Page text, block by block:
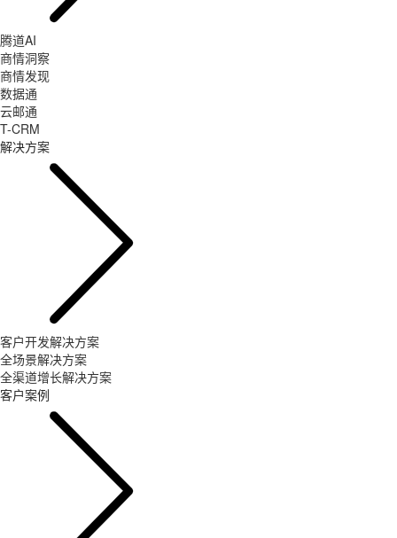
腾道AI
商情洞察
商情发现
数据通
云邮通
T-CRM
解决方案
客户开发解决方案
全场景解决方案
全渠道增长解决方案
客户案例